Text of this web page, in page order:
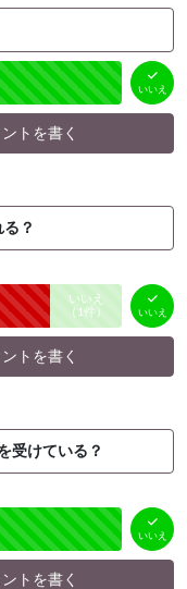
いいえ
トを書く
？
未投票
いいえ
（ 1件） いいえ
トを書く
受けている？
いいえ
トを書く